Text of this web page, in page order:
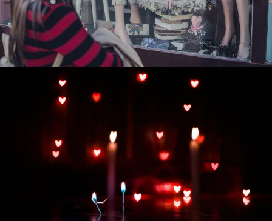
Смотреть проект
Развитие интернет-магазина "Всё для
праздника"
Смотреть проект